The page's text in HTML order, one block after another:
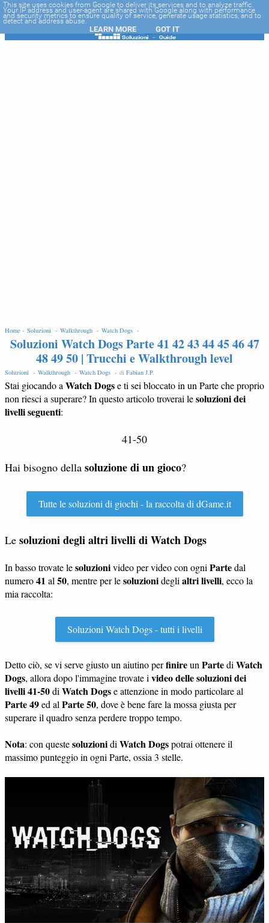
-->
Home - Soluzioni - Walkthrough - Watch Dogs -
Soluzioni Watch Dogs Parte 41 42 43 44 45 46 47
48 49 50 | Trucchi e Walkthrough level
Soluzioni - Walkthrough - Watch Dogs - di Fabian J.P.
Stai giocando a Watch Dogse ti sei bloccato in un Parte che proprio
non riesci a superare? In questo articolo troverai lesoluzioni dei
livelli seguenti:
41-50
Hai bisogno della soluzione di un gioco?
Tutte le soluzioni di giochi - la raccolta di dGame.it
Le soluzioni degli altri livelli di Watch Dogs
In basso trovate lesoluzionivideo per video con ogni Partedal
numero41 al 50, mentre per lesoluzionidegli altri livelli, ecco la
mia raccolta:
Soluzioni Watch Dogs - tutti i livelli
Detto ciò, se vi serve giusto un aiutino perfinireun Partedi Watch
Dogs, allora dopo l'immagine trovate i video delle soluzioni dei
livelli 41-50di Watch Dogse attenzione in modo particolare al
Parte 49ed al Parte 50, dove è bene fare la mossa giusta per
superare il quadro senza perdere troppo tempo.
Nota: con questesoluzionidi Watch Dogspotrai ottenere il
massimo punteggio in ogni Parte, ossia 3 stelle.
This site uses cookies from Google to deliver its services and to analyze traffic.
Your IP address and user-agent are shared with Google along with performance
and security metrics to ensure quality of service, generate usage statistics, and to
detect and address abuse.
LEARN MORE GOT IT